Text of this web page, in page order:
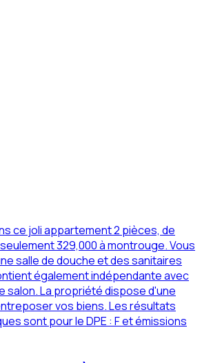
ce joli appartement 2 pièces, de
329,000 à montrouge. Vous
salle de douche et des sanitaires
également indépendante avec
salon. La propriété dispose d'une
vos biens. Les résultats
sont pour le DPE : F et émissions